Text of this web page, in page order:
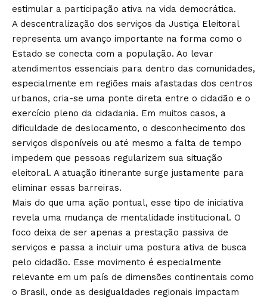
estimular a participação ativa na vida democrática.
A descentralização dos serviços da Justiça Eleitoral
representa um avanço importante na forma como o
Estado se conecta com a população. Ao levar
atendimentos essenciais para dentro das comunidades,
especialmente em regiões mais afastadas dos centros
urbanos, cria-se uma ponte direta entre o cidadão e o
exercício pleno da cidadania. Em muitos casos, a
dificuldade de deslocamento, o desconhecimento dos
serviços disponíveis ou até mesmo a falta de tempo
impedem que pessoas regularizem sua situação
eleitoral. A atuação itinerante surge justamente para
eliminar essas barreiras.
Mais do que uma ação pontual, esse tipo de iniciativa
revela uma mudança de mentalidade institucional. O
foco deixa de ser apenas a prestação passiva de
serviços e passa a incluir uma postura ativa de busca
pelo cidadão. Esse movimento é especialmente
relevante em um país de dimensões continentais como
o Brasil, onde as desigualdades regionais impactam